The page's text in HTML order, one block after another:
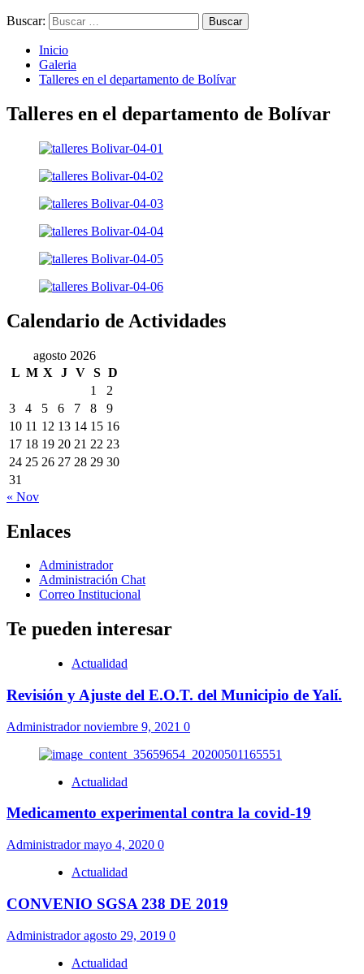
Buscar:
Inicio
Galeria
Talleres en el departamento de Bolívar
Talleres en el departamento de Bolívar
Calendario de Actividades
agosto 2026
L M X J V S D
1
2
3
4 5 6 7 8
9
10 11 12 13 14 15 16
17 18 19 20 21 22 23
24 25 26 27 28 29 30
31
« Nov
Enlaces
Administrador
Administración Chat
Correo Institucional
Te pueden interesar
Actualidad
Revisión y Ajuste del E.O.T. del Municipio de Yalí.
Administradornoviembre 9, 2021 0
Actualidad
Medicamento experimental contra la covid-19
Administradormayo 4, 2020 0
Actualidad
CONVENIO SGSA 238 DE 2019
Administradoragosto 29, 2019 0
Actualidad